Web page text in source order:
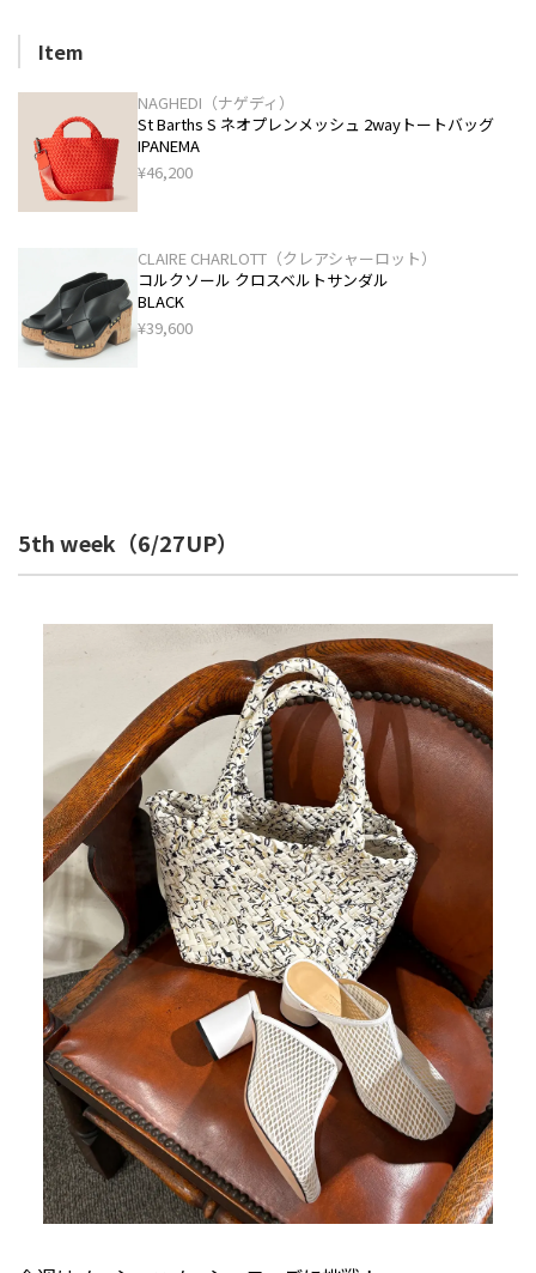
Item
NAGHEDI（ナゲディ）
St Barths S ネオプレンメッシュ 2wayトートバッグ
IPANEMA
¥46,200
CLAIRE CHARLOTT（クレアシャーロット）
コルクソール クロスベルトサンダル
BLACK
¥39,600
5th week（6/27UP）